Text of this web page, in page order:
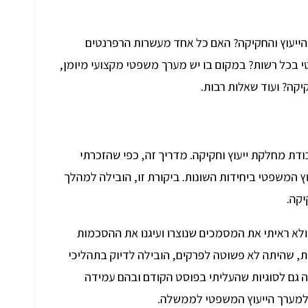
והחקיקה? האם כל אחד מעשרות הרפרנטים
רשות? במקום בו יש מערך משפטי מקצועי מיומן,
ועוד שאלות רבות.
מחלקת ייעוץ וחקיקה. מדריך זה, כפי שהזכרתי
המשפטי ביחידות השונות. ביקורת זו, הובילה למהלך
ראיתי את המסמכים שנוצרו ועיגנו את ההסכמות
שהיתה לא פשוטה לפרקים, הובילה לדיוק בתהליכי
גם לסוגיות שהעליתי בפוסט הקודם ובהם עמידה
למערך הייעוץ המשפטי לממשלה.